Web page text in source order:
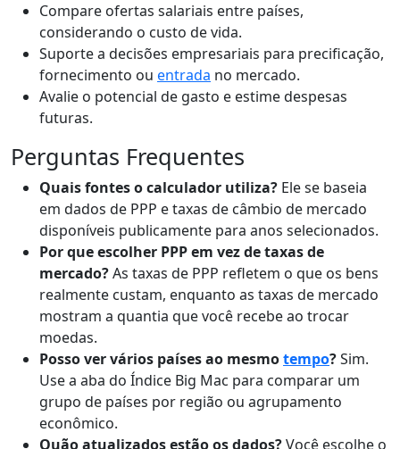
Compare ofertas salariais entre países,
considerando o custo de vida.
Suporte a decisões empresariais para precificação,
fornecimento ou entrada no mercado.
Avalie o potencial de gasto e estime despesas
futuras.
Perguntas Frequentes
Quais fontes o calculador utiliza? Ele se baseia
em dados de PPP e taxas de câmbio de mercado
disponíveis publicamente para anos selecionados.
Por que escolher PPP em vez de taxas de
mercado?As taxas de PPP refletem o que os bens
realmente custam, enquanto as taxas de mercado
mostram a quantia que você recebe ao trocar
moedas.
Posso ver vários países ao mesmotempo?Sim.
Use a aba do Índice Big Mac para comparar um
grupo de países por região ou agrupamento
econômico.
Quão atualizados estão os dados?Você escolhe o